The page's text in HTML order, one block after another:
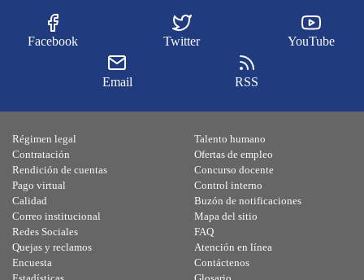
Facebook Twitter YouTube
Email RSS
Régimen legal
Contratación
Rendición de cuentas
Pago virtual
Calidad
Talento humano
Ofertas de empleo
Concurso docente
Control interno
Buzón de notificaciones
Correo institucional
Redes Sociales
Quejas y reclamos
Encuesta
Mapa del sitio
FAQ
Atención en línea
Contáctenos